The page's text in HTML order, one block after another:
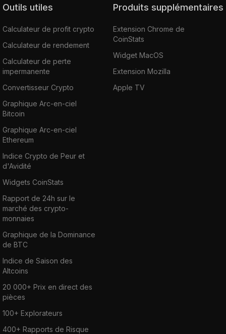
Outils utiles
Calculateur de profit crypto
Calculateur de rendement
Calculateur de perte
impermanente
Convertisseur Crypto
Graphique Arc-en-ciel
Bitcoin
Graphique Arc-en-ciel
Ethereum
Indice Crypto de Peur et
d'Avidité
Widgets CoinStats
Rapport de 24h sur le
marché des crypto-
monnaies
Graphique de la Dominance
de BTC
Indice de Saison des
Altcoins
20 000+ Prix en direct des
pièces
100+ Explorateurs
400+ Rapports de Risque
Produits supplémentaires
Extension Chrome de
CoinStats
Widget MacOS
Extension Mozilla
Apple TV